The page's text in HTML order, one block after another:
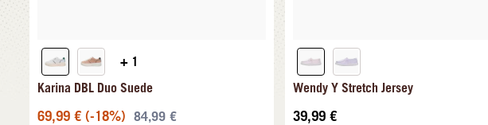
+ 1
Karina DBL Duo Suede
69,99 € (-18%) 84,99 €
Wendy Y Stretch Jersey
39,99 €